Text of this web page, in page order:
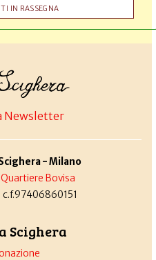
IN RASSEGNA
Newsletter
- Milano
Quartiere Bovisa
Scighera